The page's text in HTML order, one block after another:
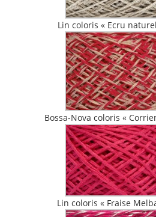
Lin coloris « Ecru
Bossa-Nova coloris «
Lin coloris « Fraise